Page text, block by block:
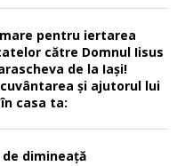
pentru iertarea
către Domnul Iisus
de la Iaşi!
şi ajutorul lui
casa ta:
dimineață